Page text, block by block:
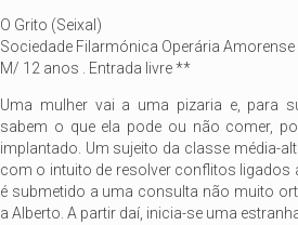
O Grito (Seixal)
Sociedade Filarmónica Operária Amorense
M/ 12 anos . Entrada livre **
Uma mulher vai a uma pizaria e, para
sabem o que ela pode ou não comer,
implantado. Um sujeito da classe média-
com o intuito de resolver conflitos ligados
é submetido a uma consulta não muito
a Alberto. A partir daí, inicia-se uma